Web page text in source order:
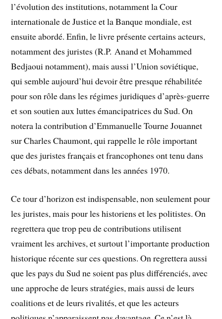
l’évolution des institutions, notamment la Cour
internationale de Justice et la Banque mondiale, est
ensuite abordé. Enfin, le livre présente certains acteurs,
notamment des juristes (R.P. Anand et Mohammed
Bedjaoui notamment), mais aussi l’Union soviétique,
qui semble aujourd’hui devoir être presque réhabilitée
pour son rôle dans les régimes juridiques d’après-guerre
et son soutien aux luttes émancipatrices du Sud. On
notera la contribution d’Emmanuelle Tourne Jouannet
sur Charles Chaumont, qui rappelle le rôle important
que des juristes français et francophones ont tenu dans
ces débats, notamment dans les années 1970.
Ce tour d’horizon est indispensable, non seulement pour
les juristes, mais pour les historiens et les politistes. On
regrettera que trop peu de contributions utilisent
vraiment les archives, et surtout l’importante production
historique récente sur ces questions. On regrettera aussi
que les pays du Sud ne soient pas plus différenciés, avec
une approche de leurs stratégies, mais aussi de leurs
coalitions et de leurs rivalités, et que les acteurs